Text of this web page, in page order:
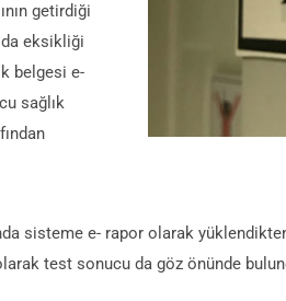
getirdiği
da eksikliği
belgesi e-
sağlık
sisteme e- rapor olarak
test sonucu da göz önünde